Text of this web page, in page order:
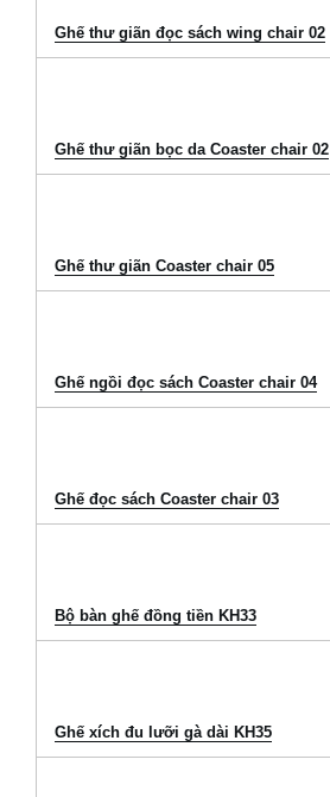
Ghế thư giãn đọc sách wing chair 02
Ghế thư giãn bọc da Coaster chair 02
Ghế thư giãn Coaster chair 05
Ghế ngồi đọc sách Coaster chair 04
Ghế đọc sách Coaster chair 03
Bộ bàn ghế đồng tiền KH33
Ghế xích đu lưỡi gà dài KH35